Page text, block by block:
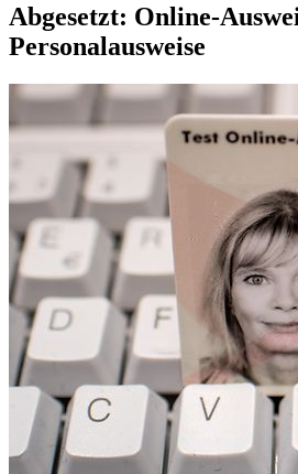
Abgesetzt: Online-
Personalausweise